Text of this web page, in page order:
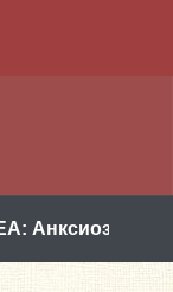
и како је